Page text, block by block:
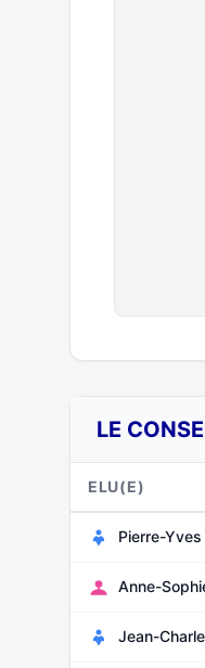
LE
ELU(E)
Pierre-Yves
Anne-
Jean-